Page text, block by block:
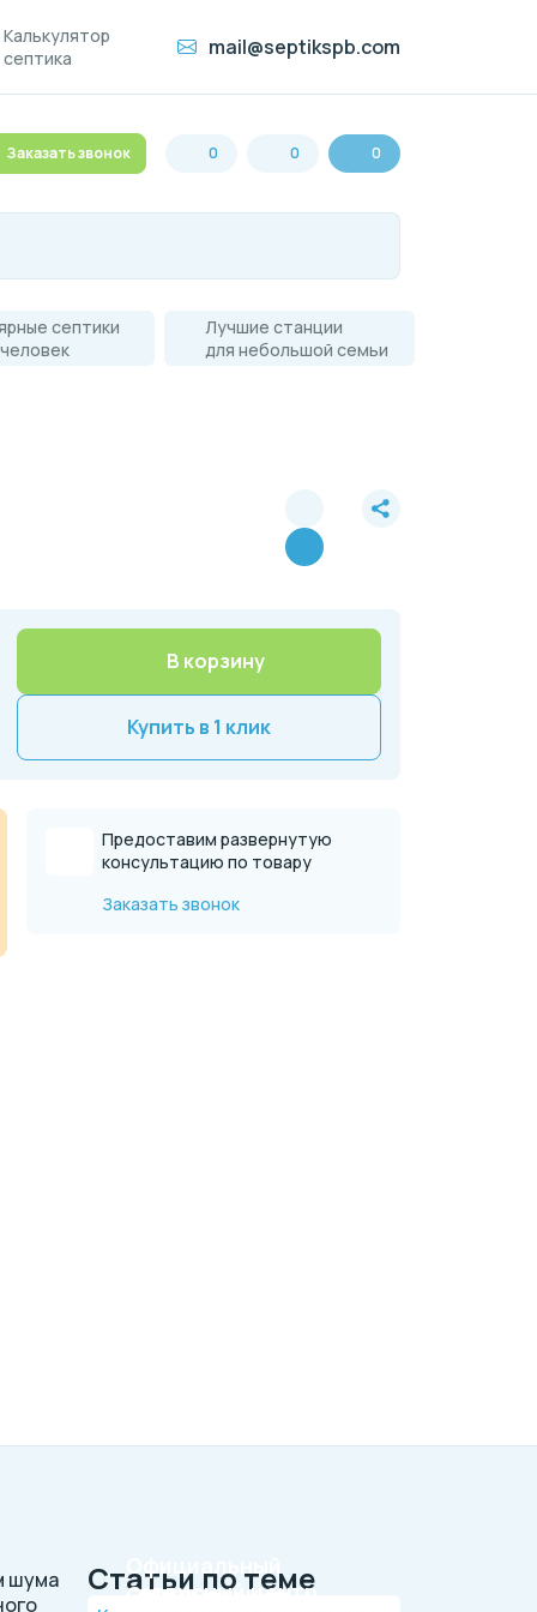
Калькулятор
септика
mail@septikspb.com
Заказать звонок 0 0 0
септики
Лучшие станции
для небольшой семьи
В корзину
Купить в 1 клик
Предоставим развернутую
консультацию по товару
Заказать звонок
шума
сервисный центр
Оригинальные
Статьи по теме